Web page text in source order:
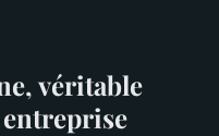
véritable